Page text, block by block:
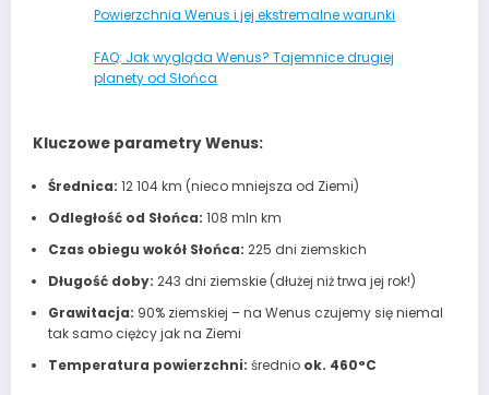
Powierzchnia Wenus i jej ekstremalne warunki
FAQ: Jak wygląda Wenus? Tajemnice drugiej
planety od Słońca
Kluczowe parametry Wenus:
Średnica: 12 104 km (nieco mniejsza od Ziemi)
Odległość od Słońca: 108 mln km
Czas obiegu wokół Słońca: 225 dni ziemskich
Długość doby: 243 dni ziemskie (dłużej niż trwa jej rok!)
Grawitacja: 90% ziemskiej – na Wenus czujemy się niemal
tak samo ciężcy jak na Ziemi
Temperatura powierzchni: średnio ok. 460°C